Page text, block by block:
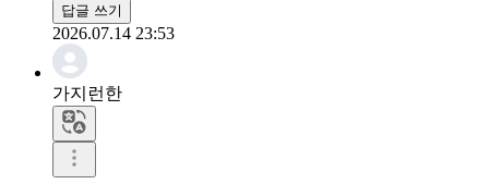
답글 쓰기
2026.07.14 23:53
가지런한